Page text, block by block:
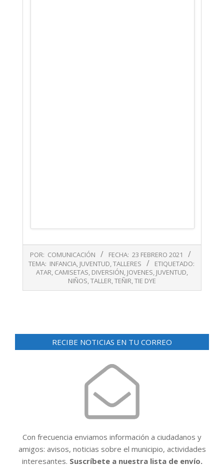
02-
POR: COMUNICACIÓN FECHA: 23 FEBRERO 2021
TEMA: INFANCIA, JUVENTUD,TALLERES
ETIQUETADO:
ATAR, CAMISETAS, DIVERSIÓN, JOVENES, JUVENTUD,
NIÑOS,TALLER,TEÑIR,TIE DYE
RECIBE NOTICIAS EN TU CORREO
Con frecuencia enviamos información a ciudadanos y
amigos: avisos, noticias sobre el municipio, actividades
interesantes. Suscríbete a nuestra lista de envío.